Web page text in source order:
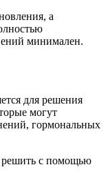
а
минимален.
для решения
могут
гормональных
решить с помощью